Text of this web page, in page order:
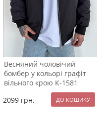
Весняний чоловічий
бомбер у кольорі графіт
вільного крою К-1581
2099 грн.